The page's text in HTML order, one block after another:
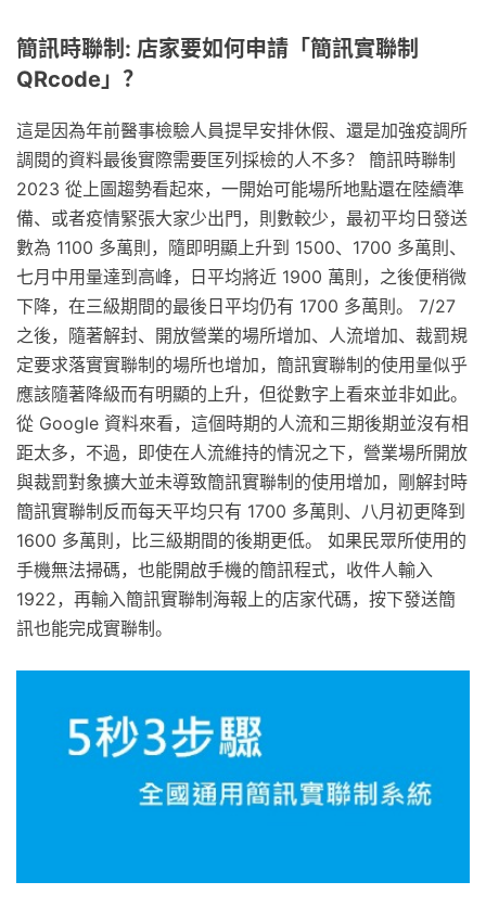
簡訊時聯制: 店家要如何申請「簡訊實聯制
QRcode」？
這是因為年前醫事檢驗人員提早安排休假、還是加強疫調所
調閱的資料最後實際需要匡列採檢的人不多？ 簡訊時聯制
2023 從上圖趨勢看起來，一開始可能場所地點還在陸續準
備、或者疫情緊張大家少出門，則數較少，最初平均日發送
數為 1100 多萬則，隨即明顯上升到 1500、1700 多萬則、
七月中用量達到高峰，日平均將近 1900 萬則，之後便稍微
下降，在三級期間的最後日平均仍有 1700 多萬則。 7/27
之後，隨著解封、開放營業的場所增加、人流增加、裁罰規
定要求落實實聯制的場所也增加，簡訊實聯制的使用量似乎
應該隨著降級而有明顯的上升，但從數字上看來並非如此。
從 Google 資料來看，這個時期的人流和三期後期並沒有相
距太多，不過，即使在人流維持的情況之下，營業場所開放
與裁罰對象擴大並未導致簡訊實聯制的使用增加，剛解封時
簡訊實聯制反而每天平均只有 1700 多萬則、八月初更降到
1600 多萬則，比三級期間的後期更低。 如果民眾所使用的
手機無法掃碼，也能開啟手機的簡訊程式，收件人輸入
1922，再輸入簡訊實聯制海報上的店家代碼，按下發送簡
訊也能完成實聯制。